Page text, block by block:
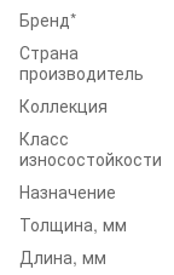
Бренд*
Страна
производитель
Коллекция
Класс
износостойкости
Назначение
Толщина, мм
Длина, мм